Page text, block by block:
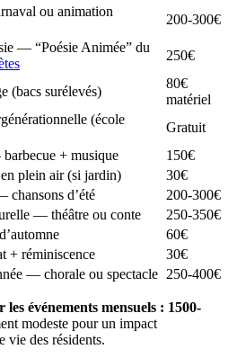
ou animation
200-300€
— “Poésie Animée” du
250€
(bacs surélevés)
80€
matériel
(école
Gratuit
+ musique
150€
plein air (si jardin)
30€
d’été
200-300€
— théâtre ou conte
250-350€
60€
+ réminiscence
30€
— chorale ou spectacle 250-400€
événements mensuels : 1500-
modeste pour un impact
vie des résidents.